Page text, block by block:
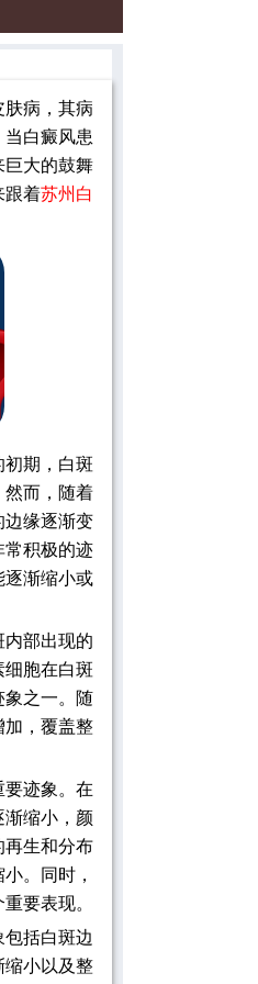
病，其病
白癜风患
巨大的鼓舞
跟着苏州白
期，白斑
然而，随着
边缘逐渐变
常积极的迹
逐渐缩小或
部出现的
胞在白斑
象之一。随
加，覆盖整
迹象。在
渐缩小，颜
再生和分布
。同时，
要表现。
括白斑边
缩小以及整